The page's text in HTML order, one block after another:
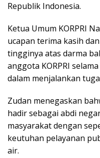
Republik Indonesia.
Ketua Umum KORPRI
ucapan terima kasih
tingginya atas darma
anggota KORPRI
dalam menjalankan
Zudan menegaskan
hadir sebagai abdi
masyarakat dengan
keutuhan pelayanan
air.